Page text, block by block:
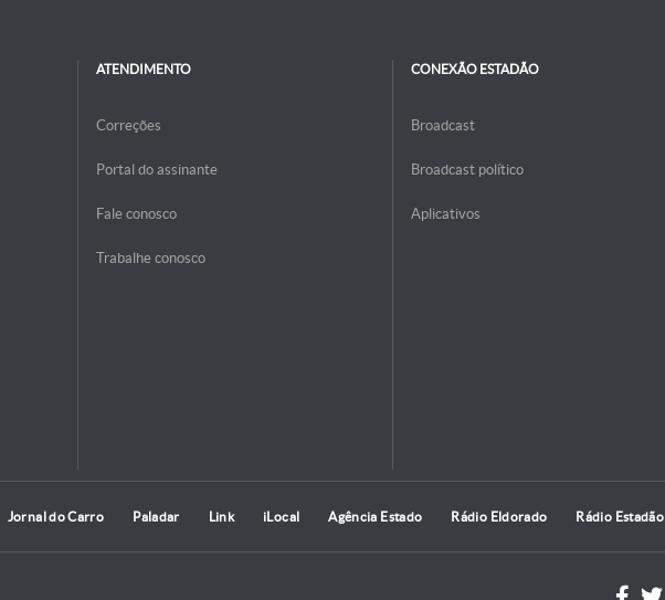
ATENDIMENTO
Correções
Portal do assinante
Fale conosco
Trabalhe conosco
CONEXÃO ESTADÃO
Broadcast
Broadcast político
Aplicativos
Jornal do Carro Paladar Link iLocal Agência Estado Rádio Eldorado Rádio Estadão